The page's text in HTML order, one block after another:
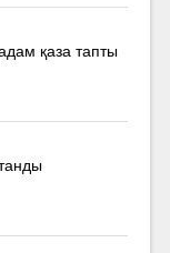
қаза тапты